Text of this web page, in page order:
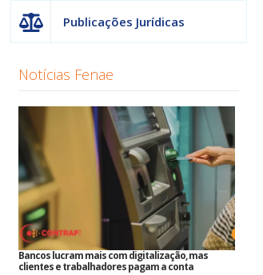
Publicações Jurídicas
Notícias Fenae
Bancos lucram mais com digitalização, mas
clientes e trabalhadores pagam a conta